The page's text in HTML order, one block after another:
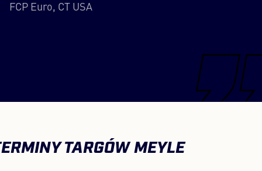
FCP Euro, CT USA
TARGÓW MEYLE